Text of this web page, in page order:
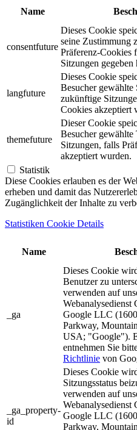
Name
consentfuture
Dieses Cookie
seine Zustimmung
Präferenz-Cookies
Sitzungen gegeben
langfuture
Dieses Cookie
Besucher gewählte
zukünftige
Cookies akzeptiert
themefuture
Dieser Cookie
Besucher
Sitzungen, falls
akzeptiert wurden.
Statistik
Diese Cookies erlauben es der
erheben und damit das
Zugänglichkeit der Inhalte zu
Statistiken Cookie Details
Name
_ga
Dieses Cookie
Benutzer zu
verwenden auf
Webanalysedienst
Google LLC
Parkway,
USA; "Google").
entnehmen Sie
Richtlinie von
_ga_property-
id
Dieses Cookie
Sitzungsstatus
verwenden auf
Webanalysedienst
Google LLC
Parkway,